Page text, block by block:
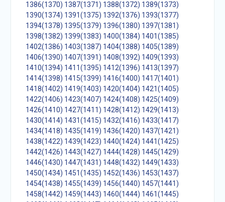
1386(1370) 1387(1371) 1388(1372) 1389(1373)
1390(1374) 1391(1375) 1392(1376) 1393(1377)
1394(1378) 1395(1379) 1396(1380) 1397(1381)
1398(1382) 1399(1383) 1400(1384) 1401(1385)
1402(1386) 1403(1387) 1404(1388) 1405(1389)
1406(1390) 1407(1391) 1408(1392) 1409(1393)
1410(1394) 1411(1395) 1412(1396) 1413(1397)
1414(1398) 1415(1399) 1416(1400) 1417(1401)
1418(1402) 1419(1403) 1420(1404) 1421(1405)
1422(1406) 1423(1407) 1424(1408) 1425(1409)
1426(1410) 1427(1411) 1428(1412) 1429(1413)
1430(1414) 1431(1415) 1432(1416) 1433(1417)
1434(1418) 1435(1419) 1436(1420) 1437(1421)
1438(1422) 1439(1423) 1440(1424) 1441(1425)
1442(1426) 1443(1427) 1444(1428) 1445(1429)
1446(1430) 1447(1431) 1448(1432) 1449(1433)
1450(1434) 1451(1435) 1452(1436) 1453(1437)
1454(1438) 1455(1439) 1456(1440) 1457(1441)
1458(1442) 1459(1443) 1460(1444) 1461(1445)